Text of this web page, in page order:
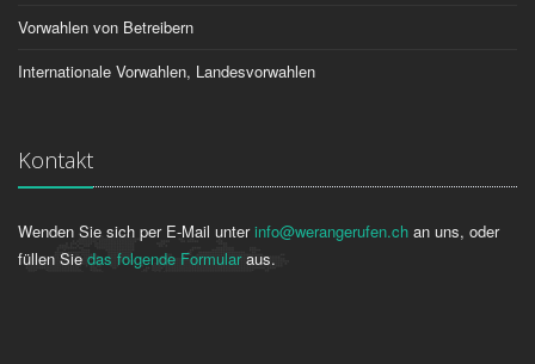
Vorwahlen von Betreibern
Internationale Vorwahlen, Landesvorwahlen
Kontakt
Wenden Sie sich per E-Mail unterinfo@werangerufen.ch an uns, oder
füllen Sie das folgende Formularaus.